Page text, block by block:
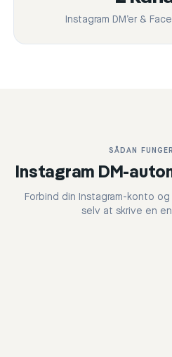
Instagram DM’er &
SÅDAN
Instagram DM-
Forbind din Instagram-konto
selv at skrive en